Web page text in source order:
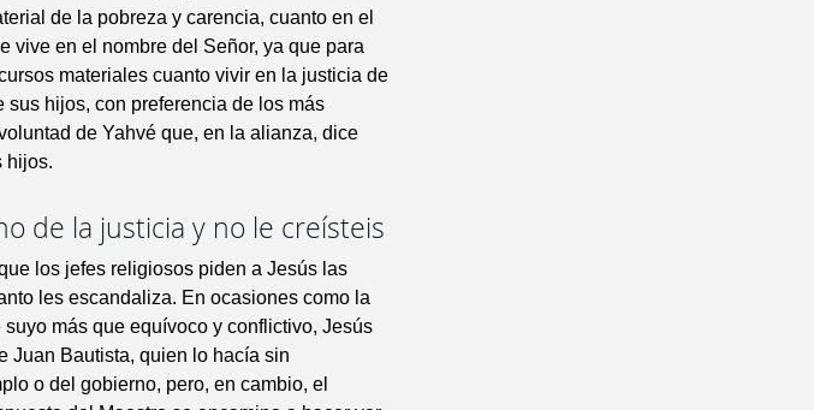
de la pobreza y carencia, cuanto en el
vive en el nombre del Señor, ya que para
materiales cuanto vivir en la justicia de
hijos, con preferencia de los más
de Yahvé que, en la alianza, dice
hijos.
de la justicia y no le creísteis
los jefes religiosos piden a Jesús las
les escandaliza. En ocasiones como la
más que equívoco y conflictivo, Jesús
Juan Bautista, quien lo hacía sin
o del gobierno, pero, en cambio, el